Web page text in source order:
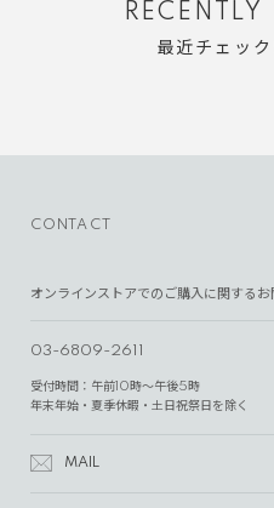
最近チェッ
CONTACT
オンラインストアでのご購入に関するお
03-6809-2611
受付時間：午前10時～午後5時
年末年始・夏季休暇・土日祝祭日を除く
MAIL